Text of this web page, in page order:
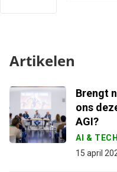
Artikelen
Brengt
ons
AGI?
AI & TECH
15 april